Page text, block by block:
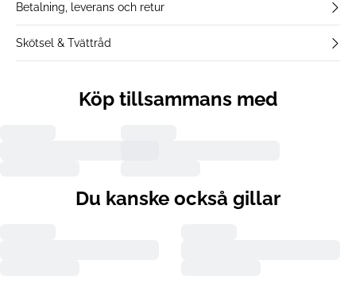
Betalning, leverans och retur
Skötsel & Tvättråd
Köp tillsammans med
Du kanske också gillar